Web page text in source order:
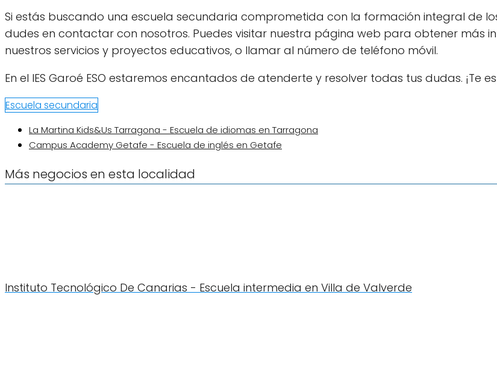
Si estás buscando una escuela secundaria comprometida con la formación integral de
dudes en contactar con nosotros. Puedes visitar nuestra página web para obtener más
nuestros servicios y proyectos educativos, o llamar al número de teléfono móvil.
En el IES Garoé ESO estaremos encantados de atenderte y resolver todas tus dudas. ¡Te
Escuela secundaria
La Martina Kids&Us Tarragona - Escuela de idiomas en Tarragona
Campus Academy Getafe - Escuela de inglés en Getafe
Más negocios en esta localidad
Instituto Tecnológico De Canarias - Escuela intermedia en Villa de Valverde